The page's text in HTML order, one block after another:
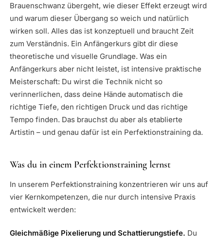
Brauenschwanz übergeht, wie dieser Effekt erzeugt wird
und warum dieser Übergang so weich und natürlich
wirken soll. Alles das ist konzeptuell und braucht Zeit
zum Verständnis. Ein Anfängerkurs gibt dir diese
theoretische und visuelle Grundlage. Was ein
Anfängerkurs aber nicht leistet, ist intensive praktische
Meisterschaft: Du wirst die Technik nicht so
verinnerlichen, dass deine Hände automatisch die
richtige Tiefe, den richtigen Druck und das richtige
Tempo finden. Das brauchst du aber als etablierte
Artistin – und genau dafür ist ein Perfektionstraining da.
Was du in einem Perfektionstraining lernst
In unserem Perfektionstraining konzentrieren wir uns auf
vier Kernkompetenzen, die nur durch intensive Praxis
entwickelt werden:
Gleichmäßige Pixelierung und Schattierungstiefe. Du